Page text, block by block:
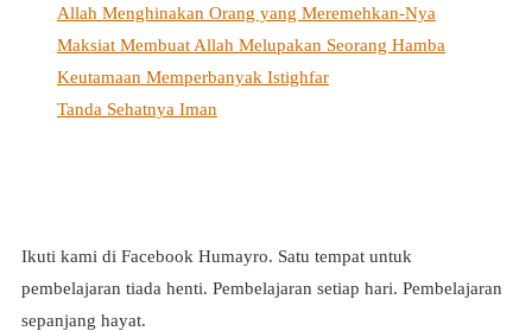
Allah Menghinakan Orang yang Meremehkan-Nya
Maksiat Membuat Allah Melupakan Seorang Hamba
Keutamaan Memperbanyak Istighfar
Tanda Sehatnya Iman
Ikuti kami di Facebook Humayro. Satu tempat untuk
pembelajaran tiada henti. Pembelajaran setiap hari. Pembelajaran
sepanjang hayat.